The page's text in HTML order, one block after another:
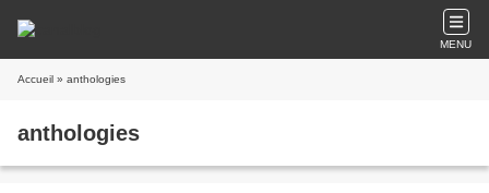
MENU
Accueil » anthologies
anthologies